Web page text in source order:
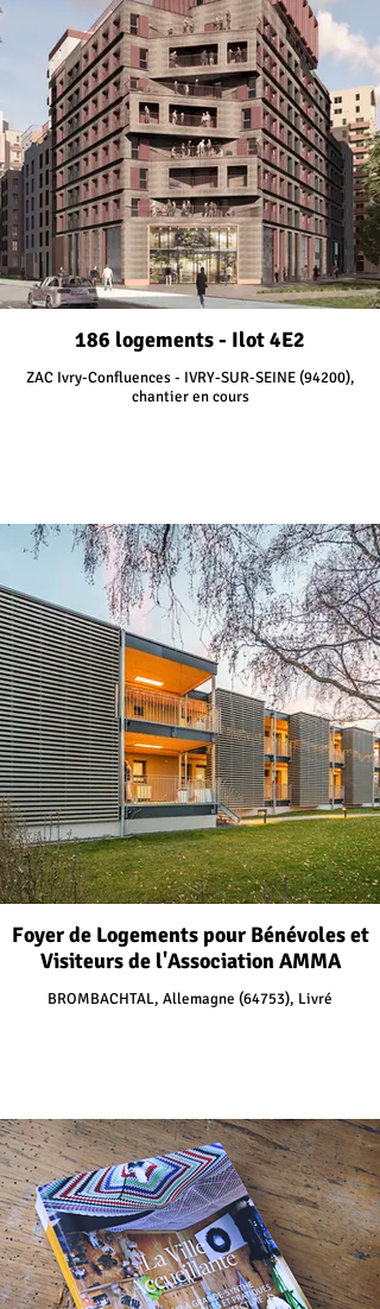
186 logements - Ilot 4E2
ZAC Ivry-Confluences - IVRY-SUR-SEINE (94200),
chantier en cours
Foyer de Logements pour Bénévoles et
Visiteurs de l'Association AMMA
BROMBACHTAL, Allemagne (64753), Livré